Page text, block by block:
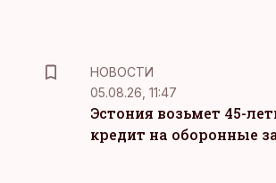
НОВОСТИ
05.08.26, 11:47
Эстония возьмет 45-
кредит на оборонные